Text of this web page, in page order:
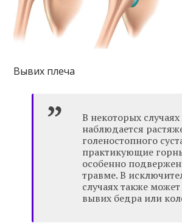
Вывих плеча
В некоторых случаях
наблюдается
голеностопного
практикующие
особенно
травме. В
случаях также
вывих бедра или